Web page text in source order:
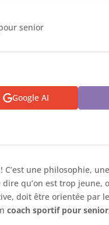
senior
Google AI
une philosophie,
qu’on est trop jeune,
doit être orientée par
coach sportif pour senior